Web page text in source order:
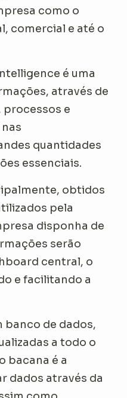
como o
comercial e até o
é uma
através de
e
quantidades
essenciais.
obtidos
pela
disponha de
serão
central, o
e facilitando a
banco de dados,
a todo o
bacana é a
dados através da